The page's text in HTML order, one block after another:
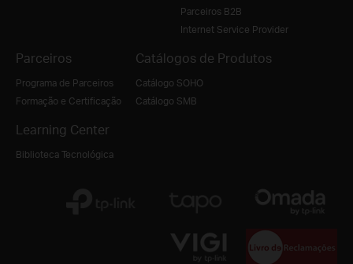
Parceiros B2B
Internet Service Provider
Parceiros
Programa de Parceiros
Formação e Certificação
Catálogos de Produtos
Catálogo SOHO
Catálogo SMB
Learning Center
Biblioteca Tecnológica